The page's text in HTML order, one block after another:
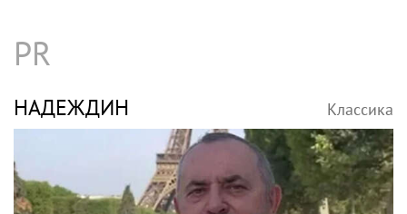
PR
НАДЕЖДИН Классика